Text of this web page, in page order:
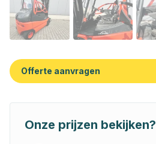
Offerte aanvragen
Onze prijzen bekijken?